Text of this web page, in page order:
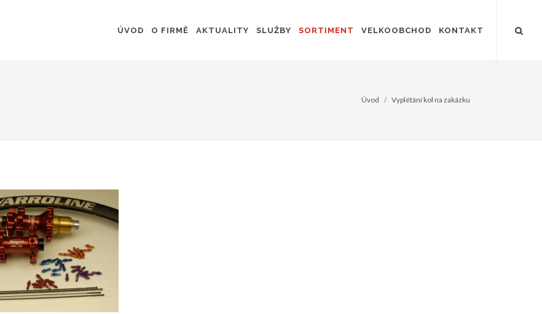
ÚVOD O FIRMĚ AKTUALITY SLUŽBY SORTIMENT VELKOOBCHOD KONTAKT
Úvod Vyplétání kol na zakázku